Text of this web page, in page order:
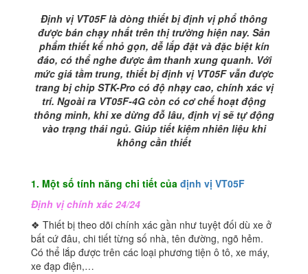
Định vị VT05F là dòng thiết bị định vị phổ thông
được bán chạy nhất trên thị trường hiện nay. Sản
phẩm thiết kế nhỏ gọn, dễ lắp đặt và đặc biệt kín
đáo, có thể nghe được âm thanh xung quanh. Với
mức giá tầm trung, thiết bị định vị VT05F vẫn được
trang bị chip STK-Pro có độ nhạy cao, chính xác vị
trí. Ngoài ra VT05F-4G còn có cơ chế hoạt động
thông minh, khi xe dừng đỗ lâu, định vị sẽ tự động
vào trạng thái ngủ. Giúp tiết kiệm nhiên liệu khi
không cần thiết
1. Một số tính năng chi tiết của định vị VT05F
Định vị chính xác 24/24
❖ Thiết bị theo dõi chính xác gần như tuyệt đối dù xe ở
bất cứ đâu, chi tiết từng số nhà, tên đường, ngõ hẻm.
Có thể lắp được trên các loại phương tiện ô tô, xe máy,
xe đạp điện,…